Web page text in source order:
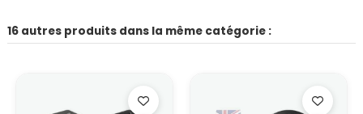
16 autres produits dans la même catégorie :